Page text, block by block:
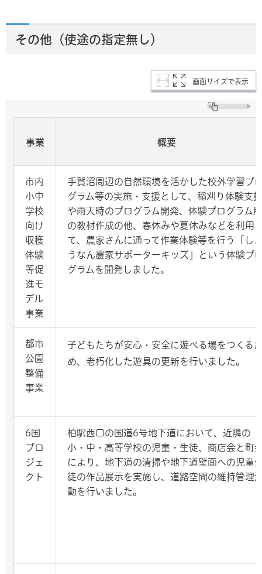
その他（使途の指定無し）
画面サイズで表示
事業 概要
市内
小中
学校
向け
収穫
体験
等促
進モ
デル
事業
手賀沼周辺の自然環境を活かした校外学習プ
グラム等の実施・支援として、稲刈り体験支援
や雨天時のプログラム開発、体験プログラム用
の教材作成の他、春休みや夏休みなどを利用
て、農家さんに通って作業体験等を行う「し
うなん農家サポーターキッズ」という体験プ
グラムを開発しました。
都市
公園
整備
事業
子どもたちが安心・安全に遊べる場をつくる
め、老朽化した遊具の更新を行いました。
6国
プロ
ジェ
クト
柏駅西口の国道6号地下道において、近隣の
小・中・高等学校の児童・生徒、商店会と町
により、地下道の清掃や地下道壁面への児童
徒の作品展示を実施し、道路空間の維持管理
動を行いました。